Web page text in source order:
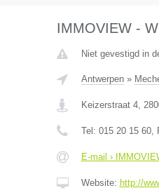
IMMOVIEW -
Niet gevestigd in
Antwerpen»
Keizerstraat 4,
Tel: 015 20 15 60,
E-mail ›
Website: http://